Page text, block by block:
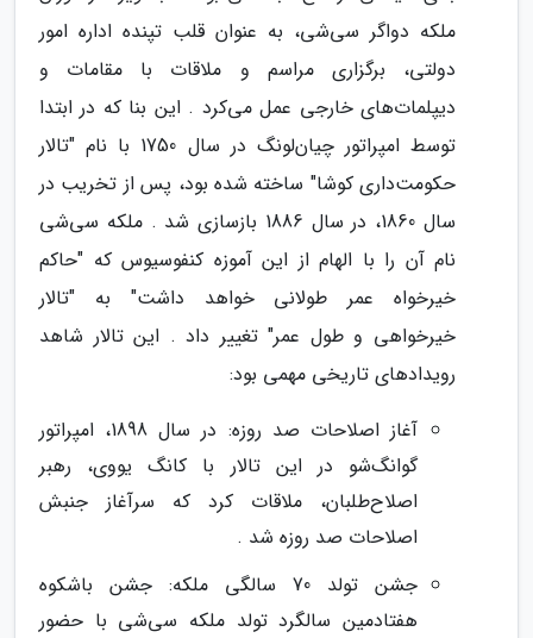
ملکه دواگر سی‌شی، به عنوان قلب تپنده اداره امور
دولتی، برگزاری مراسم و ملاقات با مقامات و
دیپلمات‌های خارجی عمل می‌کرد . این بنا که در ابتدا
توسط امپراتور چیان‌لونگ در سال 1750 با نام "تالار
حکومت‌داری کوشا" ساخته شده بود، پس از تخریب در
سال 1860، در سال 1886 بازسازی شد . ملکه سی‌شی
نام آن را با الهام از این آموزه کنفوسیوس که "حاکم
خیرخواه عمر طولانی خواهد داشت" به "تالار
خیرخواهی و طول عمر" تغییر داد . این تالار شاهد
رویدادهای تاریخی مهمی بود:
آغاز اصلاحات صد روزه: در سال 1898، امپراتور
گوانگ‌شو در این تالار با کانگ یووی، رهبر
اصلاح‌طلبان، ملاقات کرد که سرآغاز جنبش
اصلاحات صد روزه شد .
جشن تولد 70 سالگی ملکه: جشن باشکوه
هفتادمین سالگرد تولد ملکه سی‌شی با حضور